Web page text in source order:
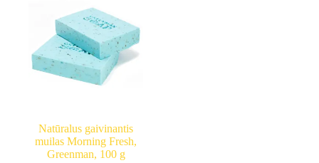
Natūralus gaivinantis
muilas Morning Fresh,
Greenman, 100 g